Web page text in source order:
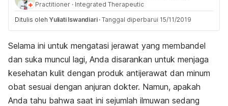
Practitioner · Integrated Therapeutic
Ditulis oleh Yuliati Iswandiari · Tanggal diperbarui 15/11/2019
Selama ini untuk mengatasi jerawat yang membandel
dan suka muncul lagi, Anda disarankan untuk menjaga
kesehatan kulit dengan produk antijerawat dan minum
obat sesuai dengan anjuran dokter. Namun, apakah
Anda tahu bahwa saat ini sejumlah ilmuwan sedang